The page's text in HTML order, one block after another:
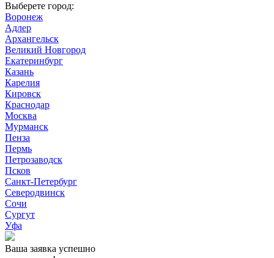
Выберете город:
Воронеж
Адлер
Архангельск
Великий Новгород
Екатеринбург
Казань
Карелия
Кировск
Краснодар
Москва
Мурманск
Пенза
Пермь
Петрозаводск
Псков
Санкт-Петербург
Северодвинск
Сочи
Сургут
Уфа
Ваша заявка успешно